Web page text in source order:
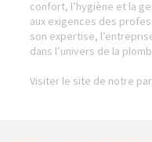
confort, l’hygiène et la
aux exigences des
son expertise,
dans l’univers de la
Visiter le site de notre